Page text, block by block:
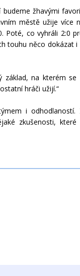
žhavými
městě užije více
Poté, co vyhráli 2:0
touhu něco dokázat i
základ, na kterém se
hráči užijí.“
i odhodlaností.
zkušenosti, které